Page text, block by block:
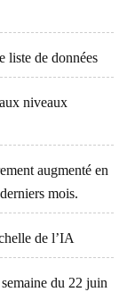
liste de données
niveaux
augmenté en
mois.
de l’IA
du 22 juin